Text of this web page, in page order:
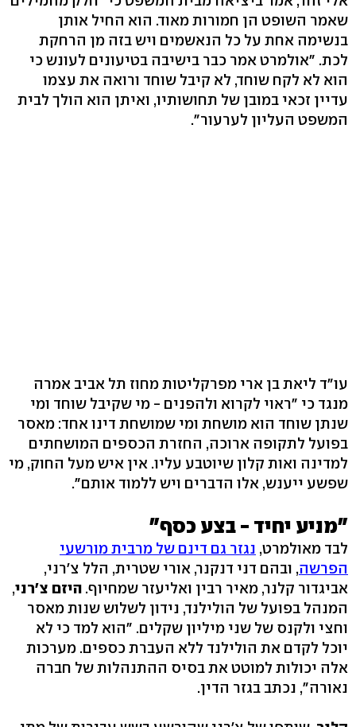
שאמר השופט הן חמורות מאוד. הוא החיל אותן
בנשימה אחת על כל הנאשמים ויש בזה מן הרחקת
לכת. "אולמרט אמר כבר בישיבה בטיעונים לעונש כי
הוא לא לקח שוחד, לא קיבל שוחד ורואה את עצמו
עדיין זכאי במובן של תחושותיו, ואיתן הוא הולך לבית
המשפט העליון לערעור".
עו"ד ליאת בן ארי מפרקליטות מחוז תל אביב אמרה
מנגד כי "ראוי לקרוא ולהפנים - מי שקיבל שוחד ומי
שנתן שוחד הוא מושחת ומי שמושחת דינו אחד: מאסר
בפועל לתקופה ארוכה, החזרת הכספים המושחתים
למדינה ואות קלון שיוטבע עליו. אין איש מעל החוק, מי
שפשע ייענש, אלו הדברים ויש ללמוד אותם".
"מניע יחיד - בצע כסף"
לבד מאולמרט, נגזר גם דינם של מרבית מורשעי
הפרשה, ובהם דני דנקנר, אורי שטרית, הלל צ'רני,
אביגדור קלנר, מאיר רבין ואליעזר שמחיוף. היזם צ'רני,
המנהל בפועל של הולילנד, נידון לשלוש שנות מאסר
וחצי ולקנס של שני מיליון שקלים. "הוא למד כי לא
יוכל לקדם את הולילנד ללא העברת כספים. מערכות
אלה יכולות למוטט את בסיס ההתנהלות של חברה
נאורה", נכתב בגזר הדין.